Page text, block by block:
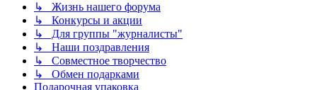
↳ Жизнь нашего форума
↳ Конкурсы и акции
↳ Для группы "журналисты"
↳ Наши поздравления
↳ Совместное творчество
↳ Обмен подарками
Подарочная упаковка